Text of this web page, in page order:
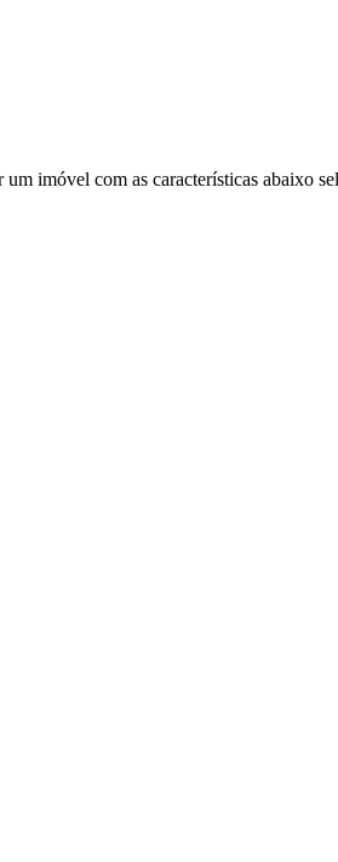
imóvel com as características abaixo